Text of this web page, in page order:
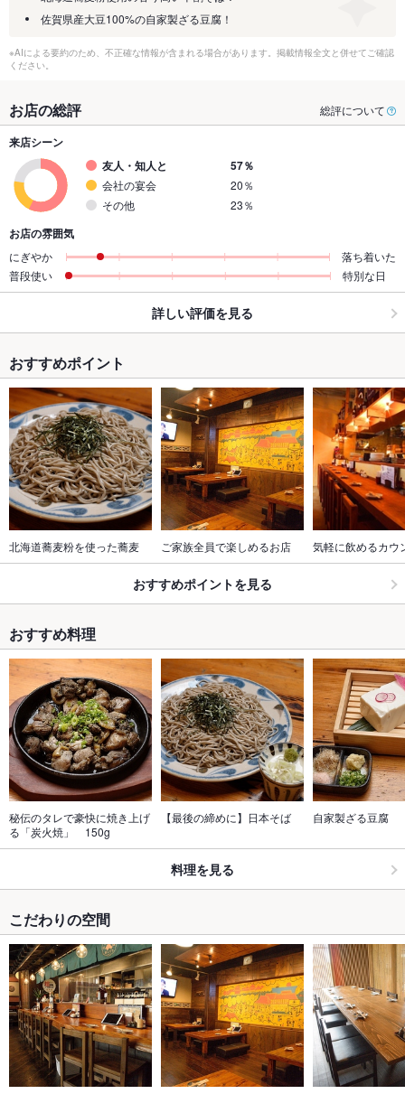
佐賀県産大豆100%の自家製ざる豆腐！
※AIによる要約のため、不正確な情報が含まれる場合があります。掲載情報全文と併せてご確認
ください。
お店の総評 総評について
来店シーン
友人・知人と
57％
会社の宴会
20％
その他
23％
お店の雰囲気
にぎやか
落ち着いた
普段使い
特別な日
詳しい評価を見る
おすすめポイント
北海道蕎麦粉を使った蕎麦 ご家族全員で楽しめるお店 気軽に飲めるカウ
おすすめポイントを見る
おすすめ料理
秘伝のタレで豪快に焼き上げ
る「炭火焼」　150g
【最後の締めに】日本そば 自家製ざる豆腐
料理を見る
こだわりの空間